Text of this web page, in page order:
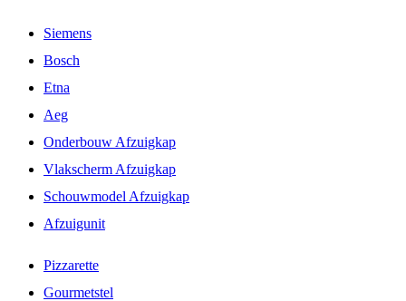
Siemens
Bosch
Etna
Aeg
Onderbouw Afzuigkap
Vlakscherm Afzuigkap
Schouwmodel Afzuigkap
Afzuigunit
Pizzarette
Gourmetstel